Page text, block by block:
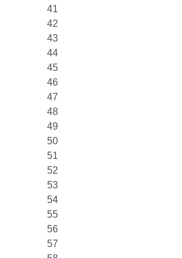
41
42
43
44
45
46
47
48
49
50
51
52
53
54
55
56
57